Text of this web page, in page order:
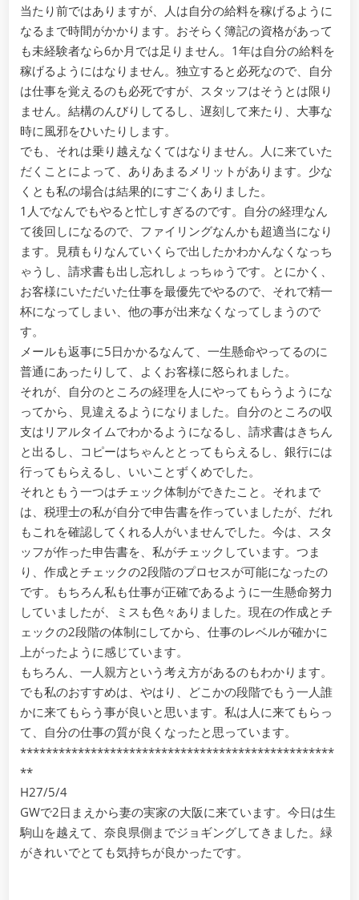
当たり前ではありますが、人は自分の給料を稼げるように
なるまで時間がかかります。おそらく簿記の資格があって
も未経験者なら6か月では足りません。1年は自分の給料を
稼げるようにはなりません。独立すると必死なので、自分
は仕事を覚えるのも必死ですが、スタッフはそうとは限り
ません。結構のんびりしてるし、遅刻して来たり、大事な
時に風邪をひいたりします。
でも、それは乗り越えなくてはなりません。人に来ていた
だくことによって、ありあまるメリットがあります。少な
くとも私の場合は結果的にすごくありました。
1人でなんでもやると忙しすぎるのです。自分の経理なん
て後回しになるので、ファイリングなんかも超適当になり
ます。見積もりなんていくらで出したかわかんなくなっち
ゃうし、請求書も出し忘れしょっちゅうです。とにかく、
お客様にいただいた仕事を最優先でやるので、それで精一
杯になってしまい、他の事が出来なくなってしまうので
す。
メールも返事に5日かかるなんて、一生懸命やってるのに
普通にあったりして、よくお客様に怒られました。
それが、自分のところの経理を人にやってもらうようにな
ってから、見違えるようになりました。自分のところの収
支はリアルタイムでわかるようになるし、請求書はきちん
と出るし、コピーはちゃんととってもらえるし、銀行には
行ってもらえるし、いいことずくめでした。
それともう一つはチェック体制ができたこと。それまで
は、税理士の私が自分で申告書を作っていましたが、だれ
もこれを確認してくれる人がいませんでした。今は、スタ
ッフが作った申告書を、私がチェックしています。つま
り、作成とチェックの2段階のプロセスが可能になったの
です。もちろん私も仕事が正確であるように一生懸命努力
していましたが、ミスも色々ありました。現在の作成とチ
ェックの2段階の体制にしてから、仕事のレベルが確かに
上がったように感じています。
もちろん、一人親方という考え方があるのもわかります。
でも私のおすすめは、やはり、どこかの段階でもう一人誰
かに来てもらう事が良いと思います。私は人に来てもらっ
て、自分の仕事の質が良くなったと思っています。
*************************************************
**
H27/5/4
GWで2日まえから妻の実家の大阪に来ています。今日は生
駒山を越えて、奈良県側までジョギングしてきました。緑
がきれいでとても気持ちが良かったです。